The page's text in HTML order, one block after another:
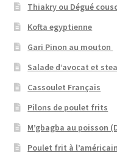
Thiakry ou Dégué
Kofta egyptienne
Gari Pinon au mouton
Salade d’avocat et
Cassoulet Français
Pilons de poulet frits
M’gbagba au poisson
Poulet frit à